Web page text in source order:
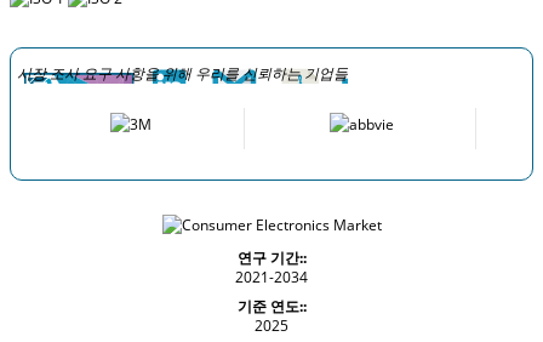
시장 조사 요구 사항을 위해 우리를 신뢰하는 기업들
연구 기간::
2021-2034
기준 연도::
2025